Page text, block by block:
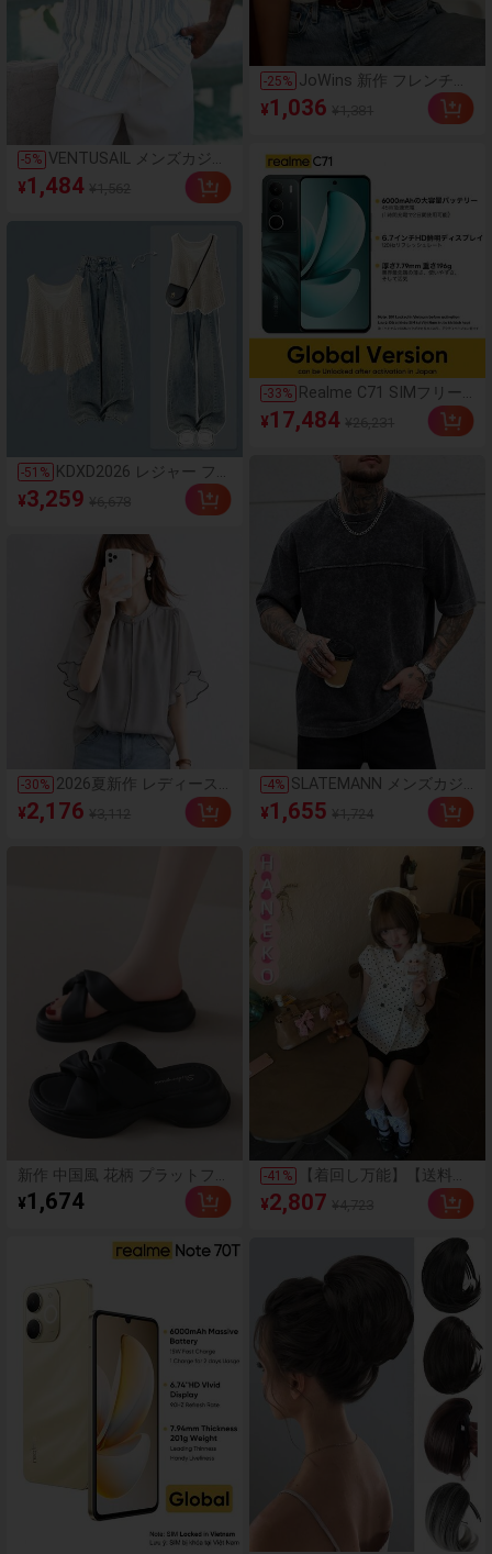
-5% VENTUSAIL メンズカジュ
アル カラーブロック スト
ライプ 半袖シャツ、夏、
¥1,484
-51 % KDXD2026 レジャー ファ
ッション ロングサイズ
夏服 女性 ワイルドスタ
ワイルドスタイル ロング
スカート 3点セット UVカ
ット 軽量 通気性 袖付き
ヒップカバー効果 通気性
抜群 サイズ豊富
¥3,259
-30% 2026夏新作 レディース
シャツ 日系ナチュラルス
タイル ロースタンドカラ
¥2,176
新作 中国風 花柄 プラットフォ
ーム 厚底サンダル レディース
夏用 PUレザー 丈上げ ソフト
¥1,674
-25% JoWins 新作 フレンチヴ
ィンテージ エレガント
半袖 Vネック ゆったりス
透かしレース ブラウス
レディース トップス デ
イリー通勤 夏 ホワイト
¥1,036
-33% Realme C71 SIMフリー
スマートフォン
6GB+128GB/8GB+256GB
Android 15、50MP AIカ
メラ、120Hzディスプレ
イ、6000mAh大容量バッ
テリー、45W急速充電、
オクタコアチップセッ
¥17,484
-4% SLATEMANN メンズカジ
ュアル 無地 クルーネック
半袖Tシャツ
¥1,655
-41 %
【着回し万能】【送料無
料】Y2Kギャル風女性用
レディース 2点セット 韓
ピーターパンカラー 半袖
ブラウス ダブルボタン
デザイン性 ガーリー フ
ェミニン オシャレ デー
ト 夏服 ケーキスカート
¥2,807